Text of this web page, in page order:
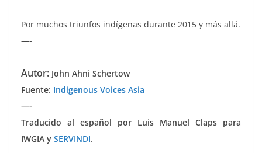
Por muchos triunfos indígenas durante 2015 y más allá.
—-
Autor: John Ahni Schertow
Fuente: Indigenous Voices Asia
—-
Traducido al español por Luis Manuel Claps para
IWGIA y SERVINDI.